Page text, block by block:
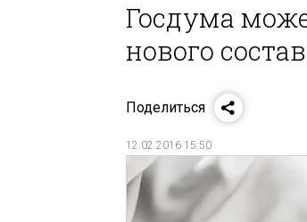
Госдума
нового
Поделиться
12.02.2016 15:50